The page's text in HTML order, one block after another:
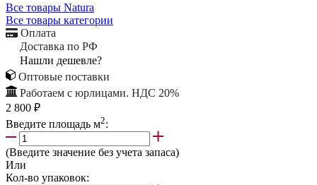
Все товары Natura
Все товары категории
Оплата
Доставка по РФ
Нашли дешевле?
Оптовые поставки
Работаем с юрлицами. НДС 20%
2 800 ₽
Введите площадь м2:
(Введите значение без учета запаса)
Или
Кол-во упаковок: